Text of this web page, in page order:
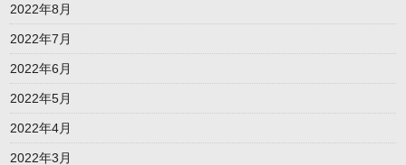
2022年8月
2022年7月
2022年6月
2022年5月
2022年4月
2022年3月